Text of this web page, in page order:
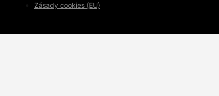
Zásady cookies (EU)